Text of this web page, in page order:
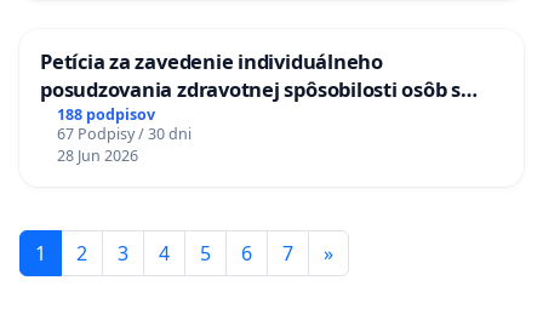
Petícia za zavedenie individuálneho
posudzovania zdravotnej spôsobilosti osôb s
diabetom 1. a 2. typu pri prijímaní do
Policajného zboru SR
188 podpisov
67 Podpisy / 30 dni
28 Jun 2026
1 2 3 4 5 6 7 »